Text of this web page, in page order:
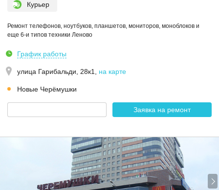
Курьер
Ремонт телефонов, ноутбуков, планшетов, мониторов, моноблоков и
еще 6-и типов техники Леново
График работы
улица Гарибальди, 28к1 на карте
Новые Черёмушки
Заявка на ремонт